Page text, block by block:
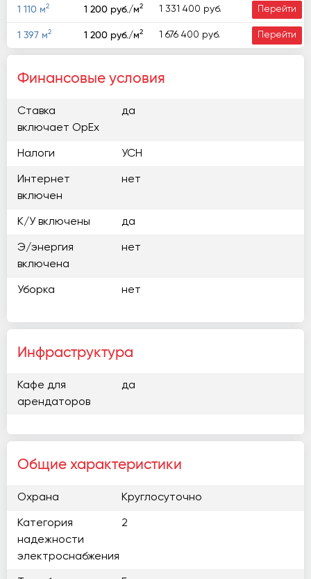
1 110 м2 1 200 руб./м2 1 331 400 руб. Перейти
1 397 м2 1 200 руб./м2 1 676 400 руб. Перейти
Финансовые условия
Ставка
включает OpEx
да
Налоги УСН
Интернет
включен
нет
К/У включены да
Э/энергия
включена
нет
Уборка нет
Инфраструктура
Кафе для
арендаторов
да
Общие характеристики
Охрана Круглосуточно
Категория
надежности
электроснабжения
2